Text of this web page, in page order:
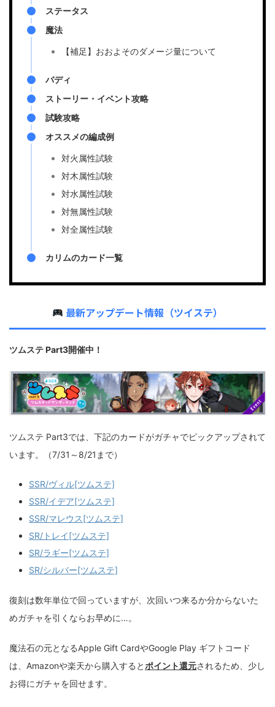
ステータス
魔法
【補足】おおよそのダメージ量について
バディ
ストーリー・イベント攻略
試験攻略
オススメの編成例
対火属性試験
対木属性試験
対水属性試験
対無属性試験
対全属性試験
カリムのカード一覧
最新アップデート情報（ツイステ）
ツムステ Part3開催中！
ツムステ Part3では、下記のカードがガチャでピックアップされて
います。（7/31～8/21まで）
SSR/ヴィル[ツムステ]
SSR/イデア[ツムステ]
SSR/マレウス[ツムステ]
SR/トレイ[ツムステ]
SR/ラギー[ツムステ]
SR/シルバー[ツムステ]
復刻は数年単位で回っていますが、次回いつ来るか分からないた
めガチャを引くならお早めに…。
魔法石の元となるApple Gift CardやGoogle Play ギフトコード
は、Amazonや楽天から購入すると ポイント還元されるため、少し
お得にガチャを回せます。